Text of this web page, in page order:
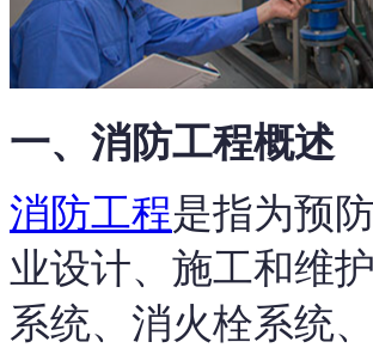
一、消防工程概述
消防工程是指为预
业设计、施工和维
系统、消火栓系统、